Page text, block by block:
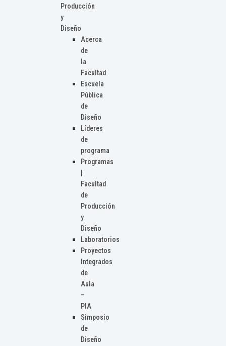
Producción
y
Diseño
Acerca
de
la
Facultad
Escuela
Pública
de
Diseño
Líderes
de
programa
Programas
Facultad
de
Producción
y
Diseño
Laboratorios
Proyectos
Integrados
de
Aula
–
PIA
Simposio
de
Diseño